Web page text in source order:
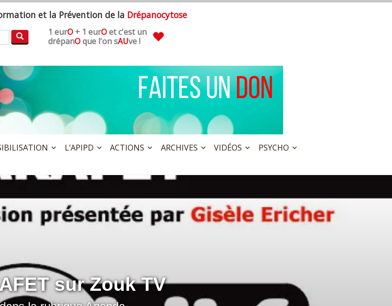
et la Prévention de la Drépanocytose
1 eurO + 1 eurOet c'est un
drépanOque l'on sAUve !
L’APIPD ACTIONS ARCHIVES VIDÉOS
PSYCHO
sur Zouk TV